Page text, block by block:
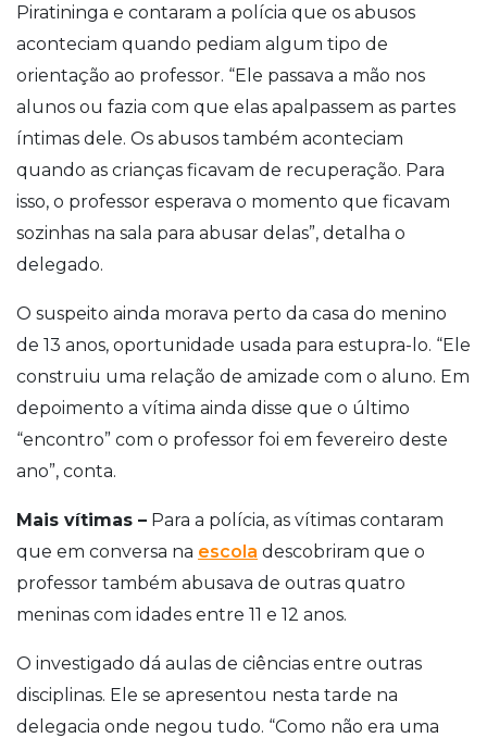
Piratininga e contaram a polícia que os abusos
aconteciam quando pediam algum tipo de
orientação ao professor. “Ele passava a mão nos
alunos ou fazia com que elas apalpassem as partes
íntimas dele. Os abusos também aconteciam
quando as crianças ficavam de recuperação. Para
isso, o professor esperava o momento que ficavam
sozinhas na sala para abusar delas”, detalha o
delegado.
O suspeito ainda morava perto da casa do menino
de 13 anos, oportunidade usada para estupra-lo. “Ele
construiu uma relação de amizade com o aluno. Em
depoimento a vítima ainda disse que o último
“encontro” com o professor foi em fevereiro deste
ano”, conta.
Mais vítimas – Para a polícia, as vítimas contaram
que em conversa na escola descobriram que o
professor também abusava de outras quatro
meninas com idades entre 11 e 12 anos.
O investigado dá aulas de ciências entre outras
disciplinas. Ele se apresentou nesta tarde na
delegacia onde negou tudo. “Como não era uma